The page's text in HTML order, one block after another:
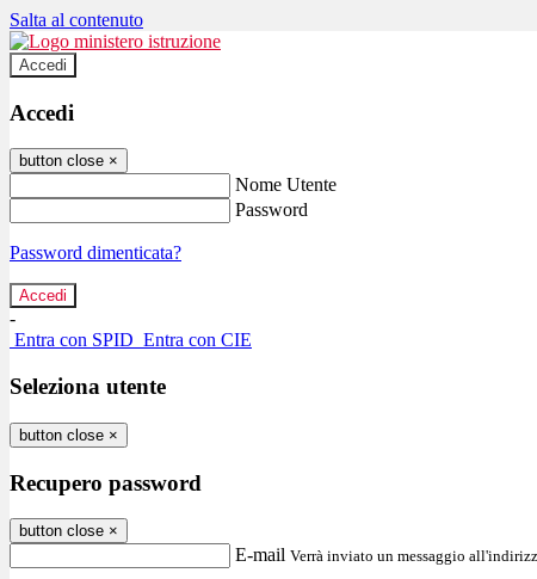
Salta al contenuto
Accedi
Accedi
button close ×
Nome Utente
Password
Password dimenticata?
-
Entra con SPID Entra con CIE
Seleziona utente
button close ×
Recupero password
button close ×
E-mail Verrà inviato un messaggio